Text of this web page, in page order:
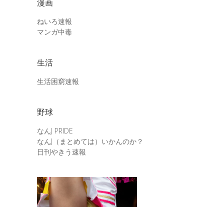
漫画
ねいろ速報
マンガ中毒
生活
生活困窮速報
野球
なんJ PRIDE
なんJ（まとめては）いかんのか？
日刊やきう速報